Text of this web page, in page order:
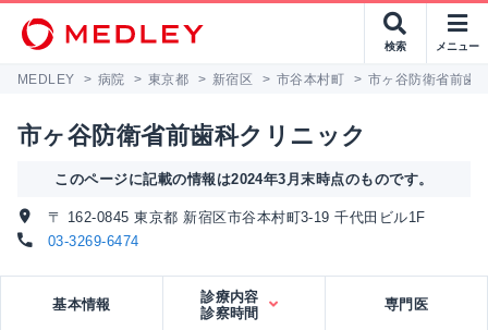
検索 メニュー
MEDLEY > 病院 > 東京都 > 新宿区 > 市谷本村町 > 市ヶ谷防衛省前歯
市ヶ谷防衛省前歯科クリニック
このページに記載の情報は2024年3月末時点のものです。
〒 162-0845 東京都 新宿区市谷本村町3-19 千代田ビル1F
03-3269-6474
基本情報
診療内容
診察時間
専門医